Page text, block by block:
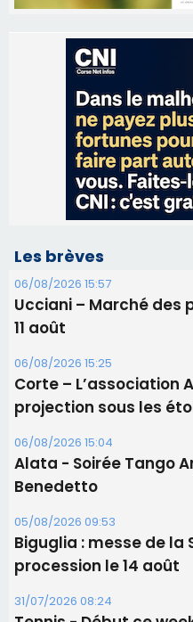
Les brèves
06/08/2026 15:57
Ucciani – Marché des
06/08/2026 15:25
Corte – L’association
06/08/2026 15:04
Alata - Soirée Tango
Benedetto
05/08/2026 09:53
Biguglia : messe de la
procession le 14 août
31/07/2026 08:24
Tennis - Début ce
RCPV
31/07/2026 08:22
82ème anniversaire
Commandant Antoine